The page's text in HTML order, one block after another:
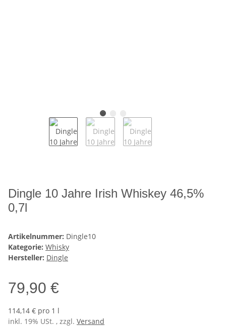
Dingle 10 Jahre Irish Whiskey 46,5%
0,7l
Artikelnummer: Dingle10
Kategorie: Whisky
Hersteller: Dingle
79,90 €
114,14 € pro 1 l
inkl. 19% USt. , zzgl. Versand